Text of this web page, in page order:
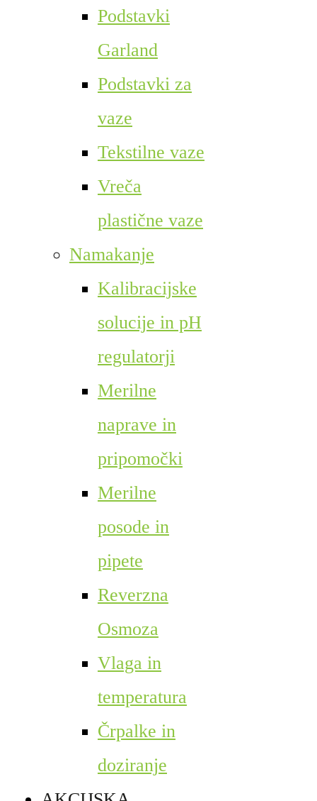
Podstavki
Garland
Podstavki za
vaze
Tekstilne vaze
Vreča
plastične vaze
Namakanje
Kalibracijske
solucije in pH
regulatorji
Merilne
naprave in
pripomočki
Merilne
posode in
pipete
Reverzna
Osmoza
Vlaga in
temperatura
Črpalke in
doziranje